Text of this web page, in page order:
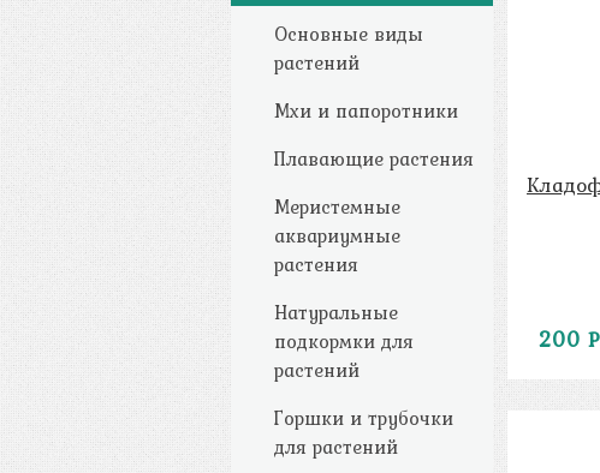
Основные виды
растений
Мхи и папоротники
Плавающие растения
Меристемные
аквариумные
растения
Натуральные
подкормки для
растений
Горшки и трубочки
для растений
200